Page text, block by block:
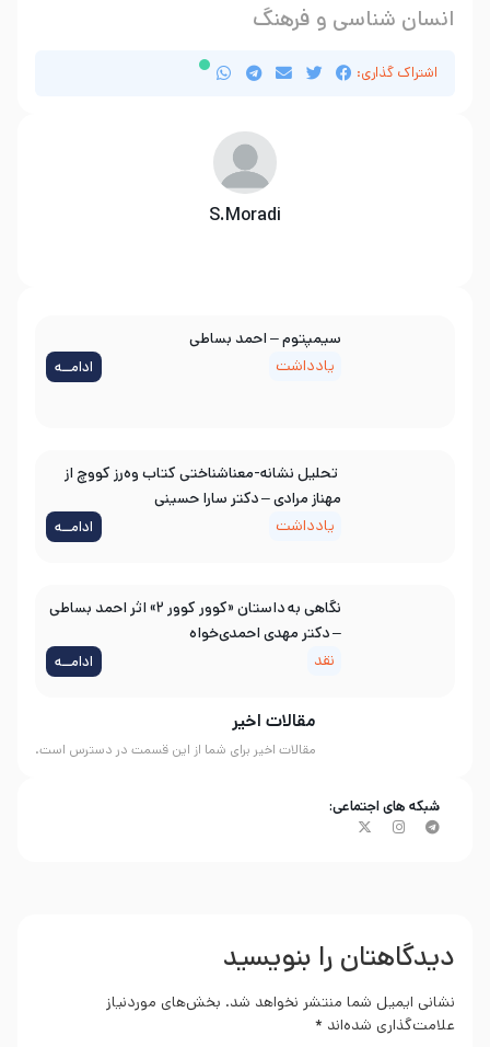
انسان شناسی و فرهنگ
اشتراک گذاری:
S.Moradi
مقالات اخیر
مقالات اخیر برای شما از این قسمت در دسترس است.
سیمپتوم – احمد بساطی
یادداشت
ادامــه
تحلیل نشانه-معناشناختی کتاب وه‌رز کووچ از
مهناز مرادی – دکتر سارا حسینی
یادداشت
ادامــه
نگاهی به داستان «کوور کوور ۲» اثر احمد بساطی
– دکتر مهدی احمدی‌خواه
نقد
ادامــه
شبکه های اجتماعی:
دیدگاهتان را بنویسید
نشانی ایمیل شما منتشر نخواهد شد. بخش‌های موردنیاز
علامت‌گذاری شده‌اند *